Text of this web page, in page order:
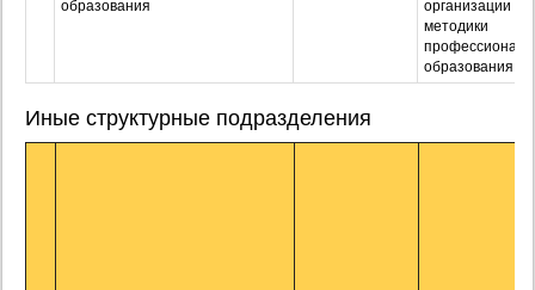
образования
организации и
методики
образования
Иные структурные подразделения